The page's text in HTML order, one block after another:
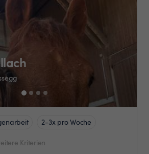
2-3x pro Woche
Kriterien